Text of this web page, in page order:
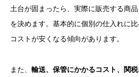
土台が固まったら、実際に販売する商
を決めます。 基本的に個別の仕入れに
コストが安くなる傾向があります。
また、 輸送、保管にかかるコスト、関税